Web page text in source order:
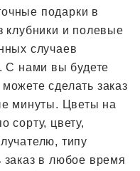
подарки в
клубники и полевые
случаев
С нами вы будете
сделать заказ
минуты. Цветы на
сорту, цвету,
типу
в любое время